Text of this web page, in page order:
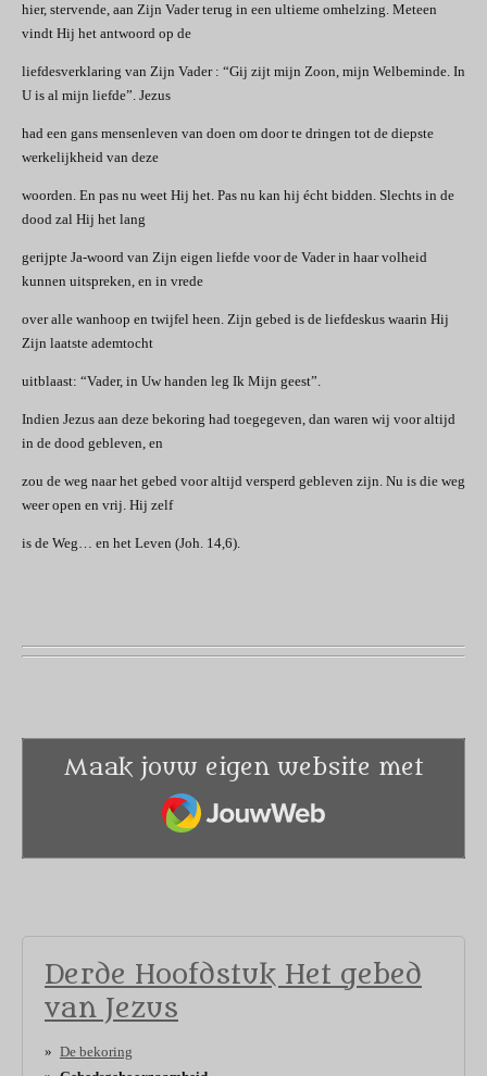
hier, stervende, aan Zijn Vader terug in een ultieme omhelzing. Meteen
vindt Hij het antwoord op de
liefdesverklaring van Zijn Vader : “Gij zijt mijn Zoon, mijn Welbeminde. In
U is al mijn liefde”. Jezus
had een gans mensenleven van doen om door te dringen tot de diepste
werkelijkheid van deze
woorden. En pas nu weet Hij het. Pas nu kan hij écht bidden. Slechts in de
dood zal Hij het lang
gerijpte Ja-woord van Zijn eigen liefde voor de Vader in haar volheid
kunnen uitspreken, en in vrede
over alle wanhoop en twijfel heen. Zijn gebed is de liefdeskus waarin Hij
Zijn laatste ademtocht
uitblaast: “Vader, in Uw handen leg Ik Mijn geest”.
Indien Jezus aan deze bekoring had toegegeven, dan waren wij voor altijd
in de dood gebleven, en
zou de weg naar het gebed voor altijd versperd gebleven zijn. Nu is die weg
weer open en vrij. Hij zelf
is de Weg… en het Leven (Joh. 14,6).
Maak jouw eigen website met
JouwWeb
Derde Hoofdstuk Het gebed
van Jezus
De bekoring